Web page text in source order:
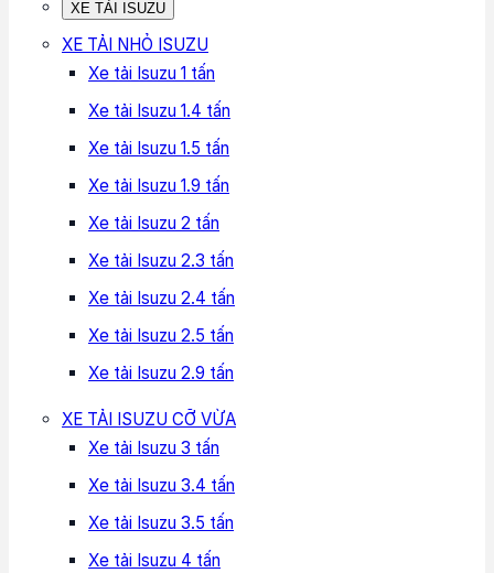
XE TẢI ISUZU
XE TẢI NHỎ ISUZU
Xe tải Isuzu 1 tấn
Xe tải Isuzu 1.4 tấn
Xe tải Isuzu 1.5 tấn
Xe tải Isuzu 1.9 tấn
Xe tải Isuzu 2 tấn
Xe tải Isuzu 2.3 tấn
Xe tải Isuzu 2.4 tấn
Xe tải Isuzu 2.5 tấn
Xe tải Isuzu 2.9 tấn
XE TẢI ISUZU CỠ VỪA
Xe tải Isuzu 3 tấn
Xe tải Isuzu 3.4 tấn
Xe tải Isuzu 3.5 tấn
Xe tải Isuzu 4 tấn